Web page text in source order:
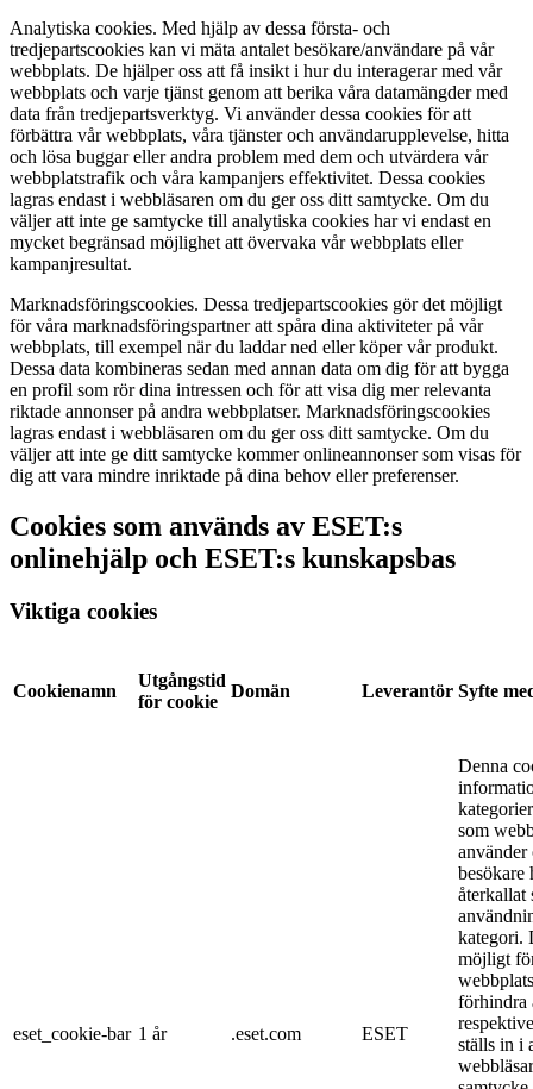
Analytiska cookies. Med hjälp av dessa första- och
tredjepartscookies kan vi mäta antalet besökare/användare på vår
webbplats. De hjälper oss att få insikt i hur du interagerar med vår
webbplats och varje tjänst genom att berika våra datamängder med
data från tredjepartsverktyg. Vi använder dessa cookies för att
förbättra vår webbplats, våra tjänster och användarupplevelse, hitta
och lösa buggar eller andra problem med dem och utvärdera vår
webbplatstrafik och våra kampanjers effektivitet. Dessa cookies
lagras endast i webbläsaren om du ger oss ditt samtycke. Om du
väljer att inte ge samtycke till analytiska cookies har vi endast en
mycket begränsad möjlighet att övervaka vår webbplats eller
kampanjresultat.
Marknadsföringscookies. Dessa tredjepartscookies gör det möjligt
för våra marknadsföringspartner att spåra dina aktiviteter på vår
webbplats, till exempel när du laddar ned eller köper vår produkt.
Dessa data kombineras sedan med annan data om dig för att bygga
en profil som rör dina intressen och för att visa dig mer relevanta
riktade annonser på andra webbplatser. Marknadsföringscookies
lagras endast i webbläsaren om du ger oss ditt samtycke. Om du
väljer att inte ge ditt samtycke kommer onlineannonser som visas för
dig att vara mindre inriktade på dina behov eller preferenser.
Cookies som används av ESET:s
onlinehjälp och ESET:s kunskapsbas
Viktiga cookies
Cookienamn
Utgångstid
för cookie
Domän Leverantör Syfte
eset_cookie-bar 1 år .eset.com ESET
Denna
som
använder
besökare
återkallat
kategori.
möjligt
förhindra
ställs in i